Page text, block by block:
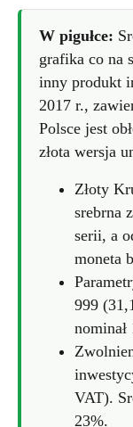
W pigułce:
grafika co na
inny produkt
2017 r.,
Polsce jest
złota wersja
Złoty
srebrna
serii, a
moneta
999
nominał
VAT).
23%.